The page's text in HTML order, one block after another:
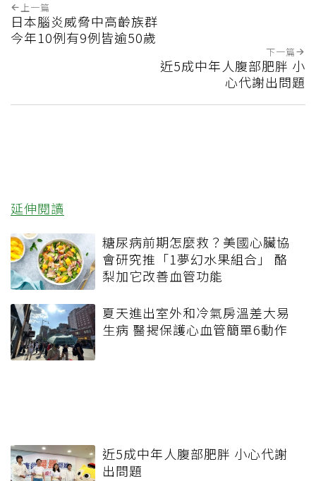
上一篇
日本腦炎威脅中高齡族群
今年10例有9例皆逾50歲
下一篇
近5成中年人腹部肥胖 小
心代謝出問題
延伸閱讀
糖尿病前期怎麼救？美國心臟協
會研究推「1夢幻水果組合」 酪
梨加它改善血管功能
夏天進出室外和冷氣房溫差大易
生病 醫揭保護心血管簡單6動作
近5成中年人腹部肥胖 小心代謝
出問題